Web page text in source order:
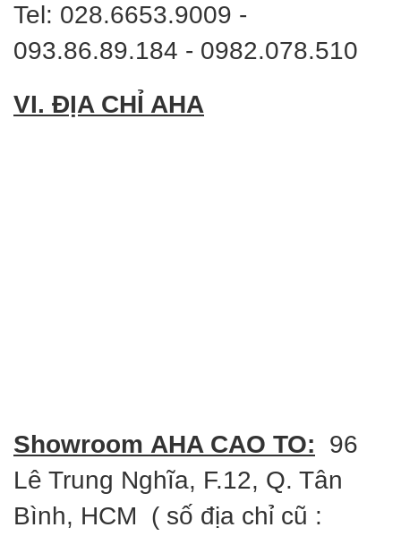
Tel: 028.6653.9009 -
093.86.89.184 - 0982.078.510
VI. ĐỊA CHỈ AHA
Showroom AHA CAO TO: 96
Lê Trung Nghĩa, F.12, Q. Tân
Bình, HCM ( số địa chỉ cũ :